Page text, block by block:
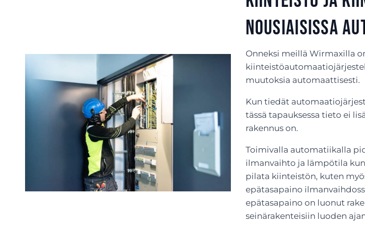
Nousiaisissa
Onneksi meillä Wirmaxilla
muutoksia automaattisesti.
Kun tiedät
tässä tapauksessa tieto ei
rakennus on.
Toimivalla automatiikalla
ilmanvaihto ja lämpötila
pilata kiinteistön, kuten
epätasapaino
epätasapaino on luonut
seinärakenteisiin luoden